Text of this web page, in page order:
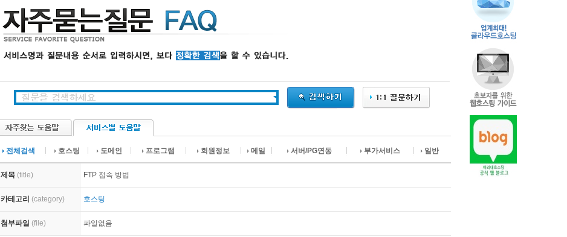
전체검색 호스팅 도메인 프로그램 회원정보 메일 서버/PG연동 부가서비스 일반
제목 (title) FTP 접속 방법
카테고리 (category) 호스팅
첨부파일 (file) 파일없음